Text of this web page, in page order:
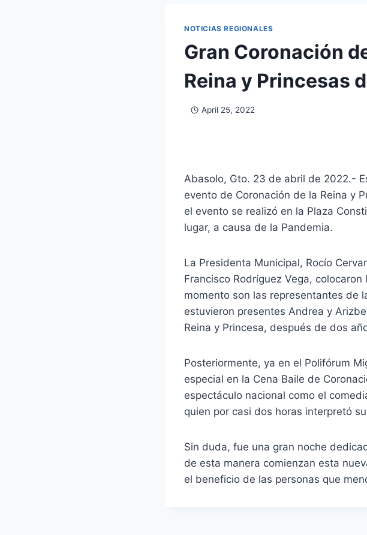
NOTICIAS REGIONALES
Gran Coronación
Reina y Princesas
April 25, 2022
Abasolo, Gto. 23 de abril de 2022.-
evento de Coronación de la Reina y
el evento se realizó en la Plaza
lugar, a causa de la Pandemia.
La Presidenta Municipal, Rocío
Francisco Rodríguez Vega,
momento son las representantes de
estuvieron presentes Andrea y
Reina y Princesa, después de dos
Posteriormente, ya en el Polifórum
especial en la Cena Baile de
espectáculo nacional como el
quien por casi dos horas interpretó
Sin duda, fue una gran noche
de esta manera comienzan esta
el beneficio de las personas que